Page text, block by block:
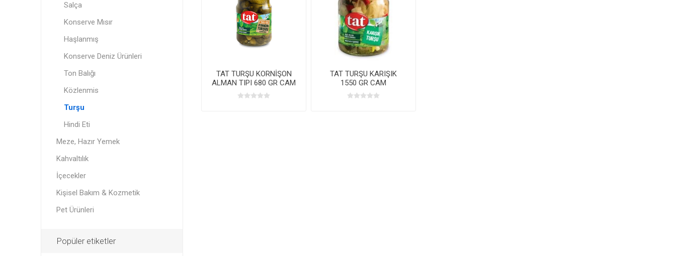
TAT TURŞU KORNİŞON
ALMAN TIPI 680 GR CAM
TAT TURŞU KARIŞIK
1550 GR CAM
Salça
Konserve Mısır
Haşlanmış
Konserve Deniz Ürünleri
Ton Balığı
Közlenmis
Turşu
Hindi Eti
Meze, Hazır Yemek
Kahvaltılık
İçecekler
Kişisel Bakım & Kozmetik
Pet Ürünleri
Popüler etiketler